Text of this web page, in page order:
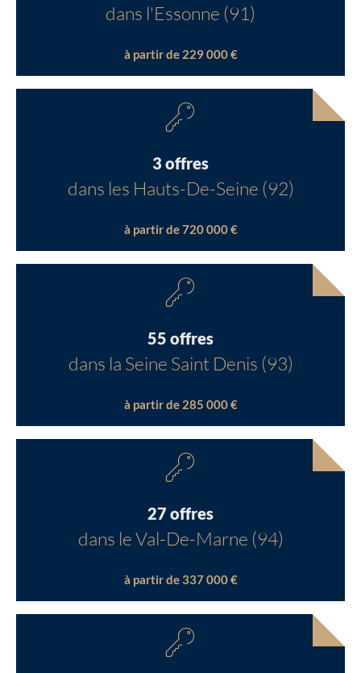
dans l'Essonne (91)
à partir de 229 000 €
3 offres
dans les Hauts-De-Seine (92)
à partir de 720 000 €
55 offres
dans la Seine Saint Denis (93)
à partir de 285 000 €
27 offres
dans le Val-De-Marne (94)
à partir de 337 000 €